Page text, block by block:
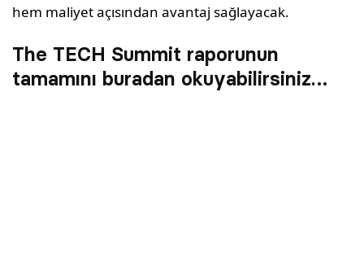
hem maliyet açısından avantaj sağlayacak.
The TECH Summit raporunun
tamamını buradan okuyabilirsiniz…